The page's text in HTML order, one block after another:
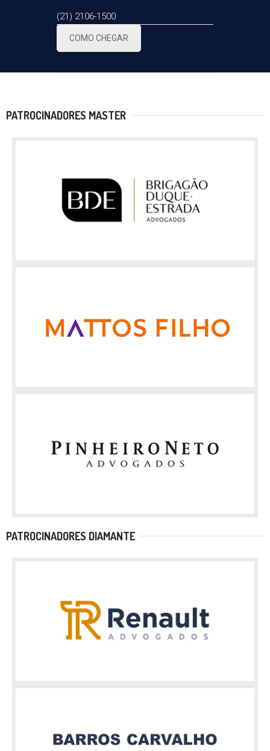
(21) 2106-1500
COMO CHEGAR
PATROCINADORES MASTER
PATROCINADORES DIAMANTE